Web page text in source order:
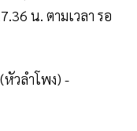
น. ตามเวลา รอ
วลำโพง) -